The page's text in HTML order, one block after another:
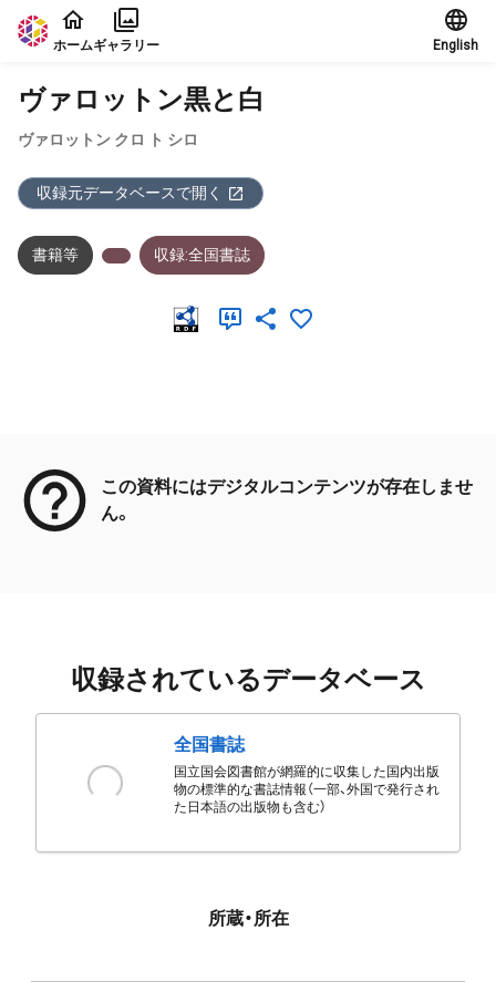
本文に飛ぶ
ホームギャラリー English
ヴァロットン黒と白
ヴァロットン クロ ト シロ
収録元データベースで開く
書籍等 収録:全国書誌
この資料にはデジタルコンテンツが存在しませ
ん。
収録されているデータベース
全国書誌
国立国会図書館が網羅的に収集した国内出版
物の標準的な書誌情報（一部、外国で発行され
た日本語の出版物も含む）
所蔵・所在